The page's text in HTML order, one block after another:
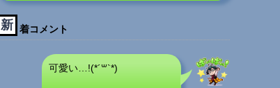
新 着コメント
可愛い…!(*´꒳`*)